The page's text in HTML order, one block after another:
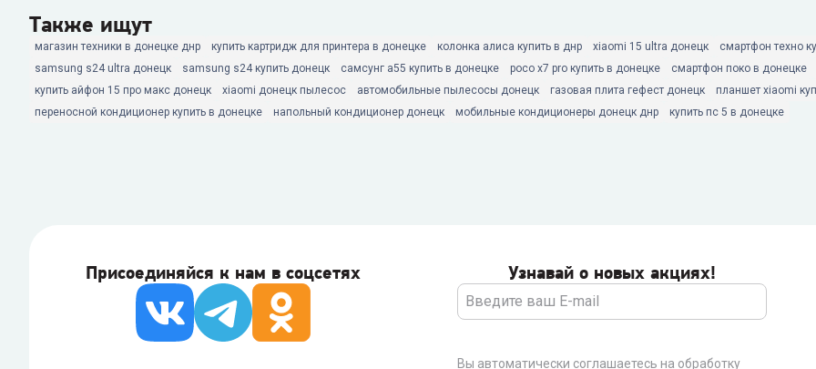
Также ищут
магазин техники в донецке днр купить картридж для принтера в донецке колонка алиса купить в днр xiaomi 15 ultra донецк смартфон техно
samsung s24 ultra донецк
samsung s24 купить донецк самсунг а55 купить в донецке poco x7 pro купить в донецке смартфон поко в донецке
купить айфон 15 про макс донецк
xiaomi донецк пылесос автомобильные пылесосы донецк газовая плита гефест донецк планшет xiaomi
переносной кондиционер купить в донецке
напольный кондиционер донецк мобильные кондиционеры донецк днр купить пс 5 в донецке
Присоединяйся к нам в соцсетях Узнавай о новых акциях!
Вы автоматически соглашаетесь на обработку